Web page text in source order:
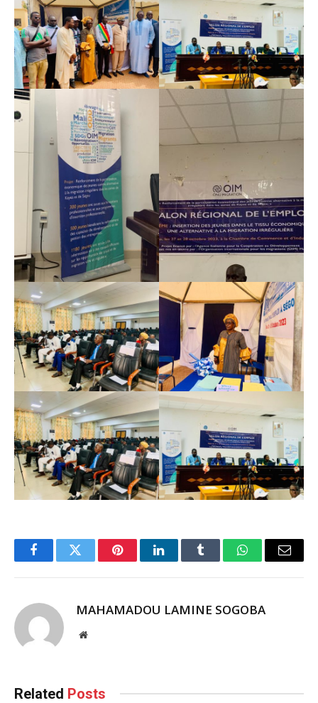
FacebookTwitter PinterestLinkedInTumblr WhatsAppEmail
MAHAMADOU LAMINE SOGOBA
Website
Related Posts